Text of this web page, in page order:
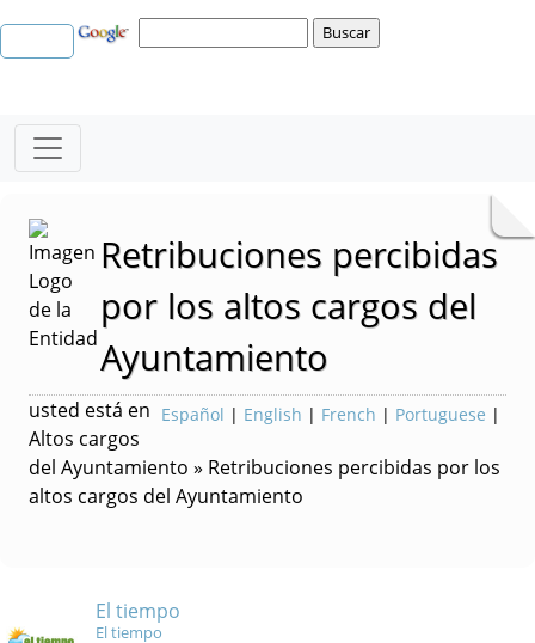
Retribuciones percibidas
por los altos cargos del
Ayuntamiento
Español | English | French | Portuguese |
usted está en
Altos cargos
del Ayuntamiento » Retribuciones percibidas por los
altos cargos del Ayuntamiento
El tiempo
El tiempo